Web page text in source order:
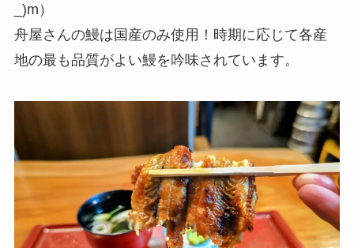
_)m）
舟屋さんの鰻は国産のみ使用！時期に応じて各産
地の最も品質がよい鰻を吟味されています。